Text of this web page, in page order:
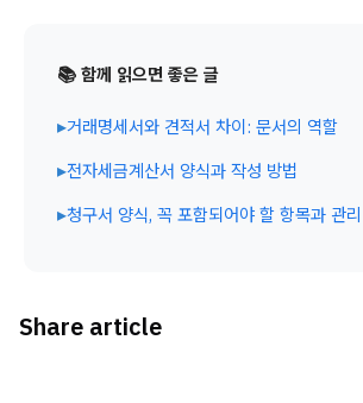
📚 함께 읽으면 좋은 글
▸거래명세서와 견적서 차이: 문서의 역할
▸전자세금계산서 양식과 작성 방법
▸청구서 양식, 꼭 포함되어야 할 항목과 관
Share article